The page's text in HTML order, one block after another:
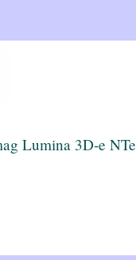
Lumina 3D-e NTe